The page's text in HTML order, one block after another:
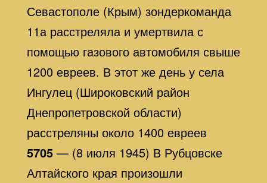
Севастополе (Крым) зондеркоманда
11а расстреляла и умертвила с
помощью газового автомобиля свыше
1200 евреев. В этот же день у села
Ингулец (Широковский район
Днепропетровской области)
расстреляны около 1400 евреев
5705— (8 июля 1945) В Рубцовске
Алтайского края произошли